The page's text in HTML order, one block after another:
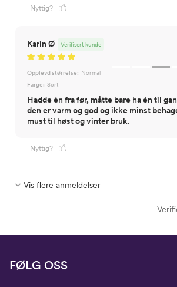
Nyttig?
Karin Ø Verifisert kunde
Opplevd størrelse: Normal
Farge: Sort
Hadde én fra før, måtte bare ha én til
den er varm og god og ikke minst
must til høst og vinter bruk.
Nyttig?
Vis flere anmeldelser
FØLG OSS